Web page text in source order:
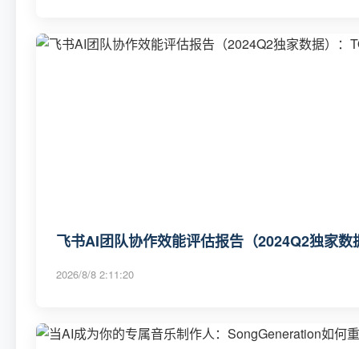
飞书AI团队协作效能评估报告（2024Q2独家
2026/8/8 2:11:20